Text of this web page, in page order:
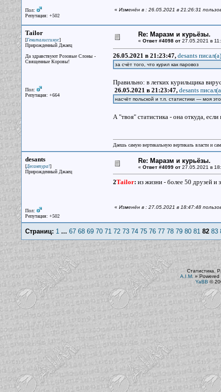
Пол:
Репутация: +502
« Изменён в : 26.05.2021 в 21:26:31
Tailor
[Гениталиссимус]
Прирожденный Джаец
Да здравствуют Розовые Слоны -
Священные Коровы!
Пол:
Репутация: +664
Re: Маразм и курьёзы.
« Ответ #4098 от27.05.2021 в
26.05.2021 в 21:23:47, desants писал(a)
за счёт того, что курил как паровоз
Правильно: в легких курильщика
26.05.2021 в 21:23:47, desants
насчёт польской и т.п. статистики — моя
А "твоя" статистика - она откуда, если
Даешь самую вертикальную вертикаль власти и
desants
[Десантура!]
Прирожденный Джаец
Пол:
Репутация: +502
Re: Маразм и курьёзы.
« Ответ #4099 от27.05.2021 в
2Tailor: из жизни - более 50 друзей и
« Изменён в : 27.05.2021 в 18:47:48
Страниц: 1... 67 68 69 70 71 72 73 74 75 76 77 78 79 80 81 82 83
Статистика.
A.I.M. »Powered
YaBB ©